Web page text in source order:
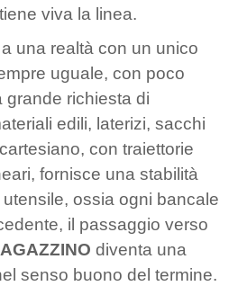
viva la linea.
una realtà con un unico
uguale, con poco
grande richiesta di
edili, laterizi, sacchi
con traiettorie
fornisce una stabilità
ossia ogni bancale
il passaggio verso
diventa una
senso buono del termine.